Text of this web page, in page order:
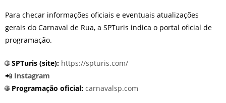
Para checar informações oficiais e eventuais atualizações
gerais do Carnaval de Rua, a SPTuris indica o portal oficial de
programação.
🌐SPTuris (site): https://spturis.com/
📲 Instagram
🌐 Programação oficial: carnavalsp.com